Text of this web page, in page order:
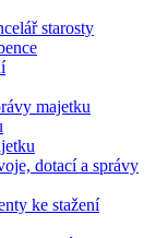
starosty
majetku
dotací a správy
ke stažení